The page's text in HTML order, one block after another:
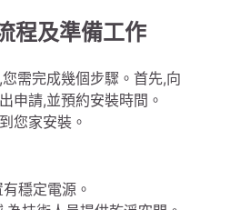
程及準備工作
需完成幾個步驟。首先,向
申請,並預約安裝時間。
您家安裝。
穩定電源。